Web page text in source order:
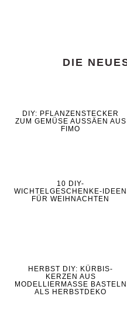
DIE
DIY: PFLANZENSTECKER
ZUM GEMÜSE AUSSÄEN AUS
FIMO
10 DIY-
WICHTELGESCHENKE-IDEEN
FÜR WEIHNACHTEN
HERBST DIY: KÜRBIS-
KERZEN AUS
MODELLIERMASSE BASTELN
ALS HERBSTDEKO